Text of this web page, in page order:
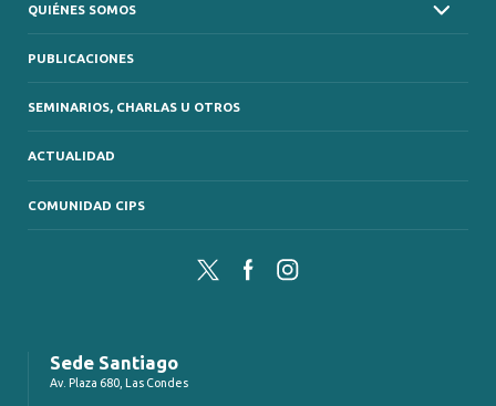
QUIÉNES SOMOS
PUBLICACIONES
SEMINARIOS, CHARLAS U OTROS
ACTUALIDAD
COMUNIDAD CIPS
Twitter FacebookInstagram
Sede Santiago
Av. Plaza 680, Las Condes